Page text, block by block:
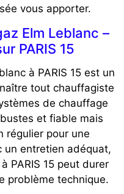
vous apporter.
Elm Leblanc –
PARIS 15
à PARIS 15 est un
tout chauffagiste
de chauffage
et fiable mais
régulier pour une
un entretien adéquat,
PARIS 15 peut durer
problème technique.